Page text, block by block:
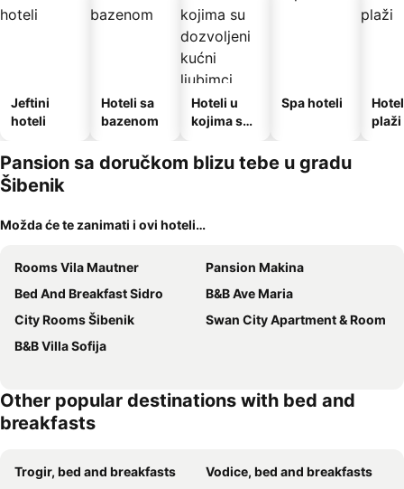
Jeftini
hoteli
Hoteli sa
bazenom
Hoteli u
kojima su
kućni
ljubimci
Spa hoteli
plaži
Pansion sa doručkom blizu tebe u gradu
Šibenik
Možda će te zanimati i ovi hoteli…
Rooms Vila Mautner
Pansion Makina
Bed And Breakfast Sidro
B&B Ave Maria
City Rooms Šibenik
Swan City Apartment & Room
B&B Villa Sofija
Other popular destinations with bed and
breakfasts
Trogir, bed and breakfasts
Vodice, bed and breakfasts